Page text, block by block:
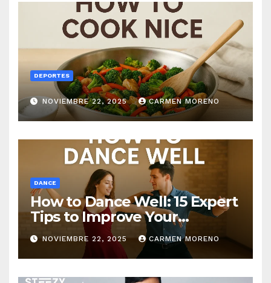
DEPORTES
NOVIEMBRE 22, 2025 CARMEN MORENO
DANCE
How to Dance Well: 15 Expert
Tips to Improve Your
Dancing Skills Fast
NOVIEMBRE 22, 2025 CARMEN MORENO